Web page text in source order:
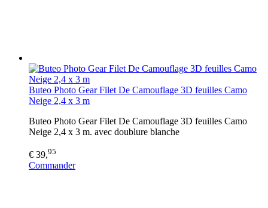
Buteo Photo Gear Filet De Camouflage 3D feuilles Camo
Neige 2,4 x 3 m
Buteo Photo Gear Filet De Camouflage 3D feuilles Camo
Neige 2,4 x 3 m. avec doublure blanche
€ 39,95
Commander